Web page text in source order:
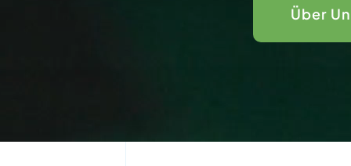
Über